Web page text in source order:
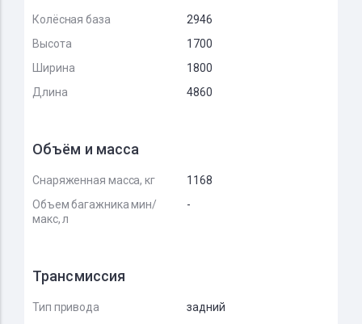
Колёсная база
2946
Высота
1700
Ширина
1800
Длина
4860
Объём и масса
Снаряженная масса, кг
1168
Объем багажника мин/
макс, л
-
Трансмиссия
Тип привода
задний